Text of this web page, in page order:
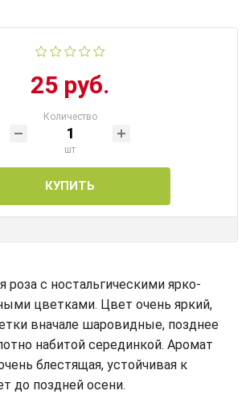
25 руб.
Количество
шт
КУПИТЬ
роза с ностальгическими ярко-
цветками. Цвет очень яркий,
вначале шаровидные, позднее
набитой серединкой. Аромат
блестящая, устойчивая к
до поздней осени.